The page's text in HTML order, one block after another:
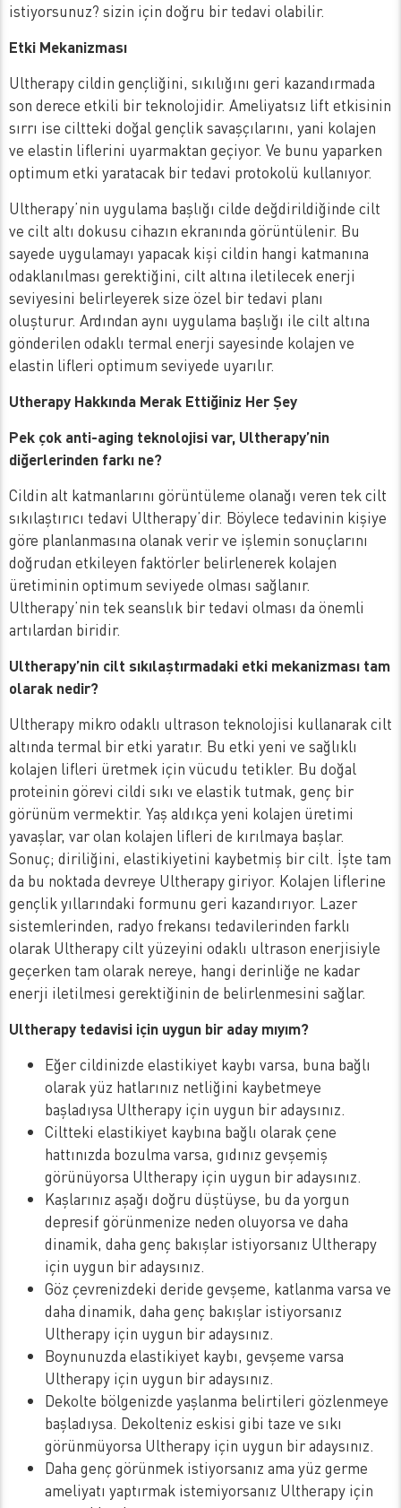
istiyorsunuz? sizin için doğru bir tedavi olabilir.
Etki Mekanizması
Ultherapy cildin gençliğini, sıkılığını geri kazandırmada
son derece etkili bir teknolojidir. Ameliyatsız lift etkisinin
sırrı ise ciltteki doğal gençlik savaşçılarını, yani kolajen
ve elastin liflerini uyarmaktan geçiyor. Ve bunu yaparken
optimum etki yaratacak bir tedavi protokolü kullanıyor.
Ultherapy’nin uygulama başlığı cilde değdirildiğinde cilt
ve cilt altı dokusu cihazın ekranında görüntülenir. Bu
sayede uygulamayı yapacak kişi cildin hangi katmanına
odaklanılması gerektiğini, cilt altına iletilecek enerji
seviyesini belirleyerek size özel bir tedavi planı
oluşturur. Ardından aynı uygulama başlığı ile cilt altına
gönderilen odaklı termal enerji sayesinde kolajen ve
elastin lifleri optimum seviyede uyarılır.
Utherapy Hakkında Merak Ettiğiniz Her Şey
Pek çok anti-aging teknolojisi var, Ultherapy’nin
diğerlerinden farkı ne?
Cildin alt katmanlarını görüntüleme olanağı veren tek cilt
sıkılaştırıcı tedavi Ultherapy’dir. Böylece tedavinin kişiye
göre planlanmasına olanak verir ve işlemin sonuçlarını
doğrudan etkileyen faktörler belirlenerek kolajen
üretiminin optimum seviyede olması sağlanır.
Ultherapy’nin tek seanslık bir tedavi olması da önemli
artılardan biridir.
Ultherapy’nin cilt sıkılaştırmadaki etki mekanizması tam
olarak nedir?
Ultherapy mikro odaklı ultrason teknolojisi kullanarak cilt
altında termal bir etki yaratır. Bu etki yeni ve sağlıklı
kolajen lifleri üretmek için vücudu tetikler. Bu doğal
proteinin görevi cildi sıkı ve elastik tutmak, genç bir
görünüm vermektir. Yaş aldıkça yeni kolajen üretimi
yavaşlar, var olan kolajen lifleri de kırılmaya başlar.
Sonuç; diriliğini, elastikiyetini kaybetmiş bir cilt. İşte tam
da bu noktada devreye Ultherapy giriyor. Kolajen liflerine
gençlik yıllarındaki formunu geri kazandırıyor. Lazer
sistemlerinden, radyo frekansı tedavilerinden farklı
olarak Ultherapy cilt yüzeyini odaklı ultrason enerjisiyle
geçerken tam olarak nereye, hangi derinliğe ne kadar
enerji iletilmesi gerektiğinin de belirlenmesini sağlar.
Ultherapy tedavisi için uygun bir aday mıyım?
Eğer cildinizde elastikiyet kaybı varsa, buna bağlı
olarak yüz hatlarınız netliğini kaybetmeye
başladıysa Ultherapy için uygun bir adaysınız.
Ciltteki elastikiyet kaybına bağlı olarak çene
hattınızda bozulma varsa, gıdınız gevşemiş
görünüyorsa Ultherapy için uygun bir adaysınız.
Kaşlarınız aşağı doğru düştüyse, bu da yorgun
depresif görünmenize neden oluyorsa ve daha
dinamik, daha genç bakışlar istiyorsanız Ultherapy
için uygun bir adaysınız.
Göz çevrenizdeki deride gevşeme, katlanma varsa ve
daha dinamik, daha genç bakışlar istiyorsanız
Ultherapy için uygun bir adaysınız.
Boynunuzda elastikiyet kaybı, gevşeme varsa
Ultherapy için uygun bir adaysınız.
Dekolte bölgenizde yaşlanma belirtileri gözlenmeye
başladıysa. Dekolteniz eskisi gibi taze ve sıkı
görünmüyorsa Ultherapy için uygun bir adaysınız.
Daha genç görünmek istiyorsanız ama yüz germe
ameliyatı yaptırmak istemiyorsanız Ultherapy için